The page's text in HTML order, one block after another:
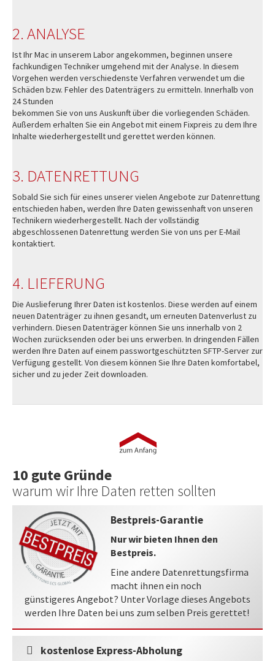
2. ANALYSE
Ist Ihr Mac in unserem Labor angekommen, beginnen unsere
fachkundigen Techniker umgehend mit der Analyse. In diesem
Vorgehen werden verschiedenste Verfahren verwendet um die
Schäden bzw. Fehler des Datenträgers zu ermitteln. Innerhalb von
24 Stunden
bekommen Sie von uns Auskunft über die vorliegenden Schäden.
Außerdem erhalten Sie ein Angebot mit einem Fixpreis zu dem Ihre
Inhalte wiederhergestellt und gerettet werden können.
3. DATENRETTUNG
Sobald Sie sich für eines unserer vielen Angebote zur Datenrettung
entschieden haben, werden Ihre Daten gewissenhaft von unseren
Technikern wiederhergestellt. Nach der vollständig
abgeschlossenen Datenrettung werden Sie von uns per E-Mail
kontaktiert.
4. LIEFERUNG
Die Auslieferung Ihrer Daten ist kostenlos. Diese werden auf einem
neuen Datenträger zu ihnen gesandt, um erneuten Datenverlust zu
verhindern. Diesen Datenträger können Sie uns innerhalb von 2
Wochen zurücksenden oder bei uns erwerben. In dringenden Fällen
werden Ihre Daten auf einem passwortgeschützten SFTP-Server zur
Verfügung gestellt. Von diesem können Sie Ihre Daten komfortabel,
sicher und zu jeder Zeit downloaden.
10 gute Gründe
warum wir Ihre Daten retten sollten
Bestpreis-Garantie
Nur wir bieten Ihnen den
Bestpreis.
Eine andere Datenrettungsfirma
macht ihnen ein noch
günstigeres Angebot? Unter Vorlage dieses Angebots
werden Ihre Daten bei uns zum selben Preis gerettet!
kostenlose Express-Abholung